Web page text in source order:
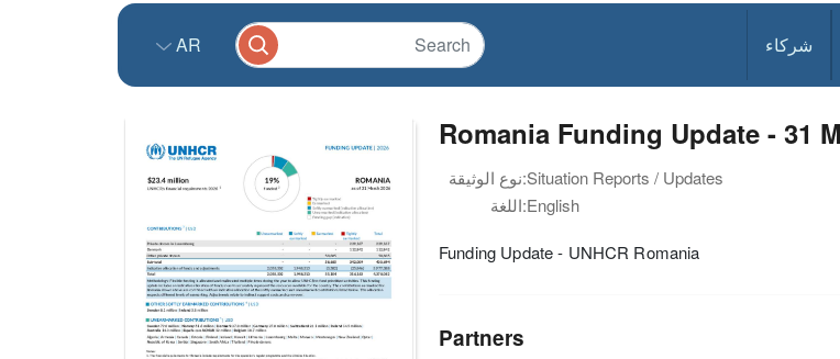
شركاء AR
Romania Funding Update - 31
نوع الوثيقة:Situation Reports / Updates
اللغة:English
Funding Update - UNHCR Romania
Partners